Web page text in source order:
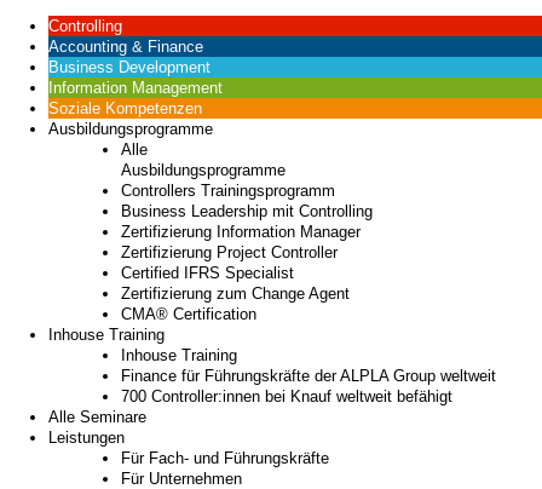
Controlling
Accounting & Finance
Business Development
Information Management
Soziale Kompetenzen
Ausbildungsprogramme
Alle
Ausbildungsprogramme
Controllers Trainingsprogramm
Business Leadership mit Controlling
Zertifizierung Information Manager
Zertifizierung Project Controller
Certified IFRS Specialist
Zertifizierung zum Change Agent
CMA® Certification
Inhouse Training
Inhouse Training
Finance für Führungskräfte der ALPLA Group weltweit
700 Controller:innen bei Knauf weltweit befähigt
Alle Seminare
Leistungen
Für Fach- und Führungskräfte
Für Unternehmen